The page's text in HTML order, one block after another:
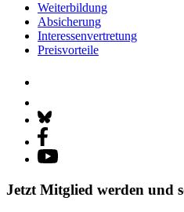
Weiterbildung
Absicherung
Interessenvertretung
Preisvorteile
Jetzt Mitglied werden und